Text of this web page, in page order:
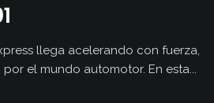
llega acelerando con fuerza,
el mundo automotor. En esta...